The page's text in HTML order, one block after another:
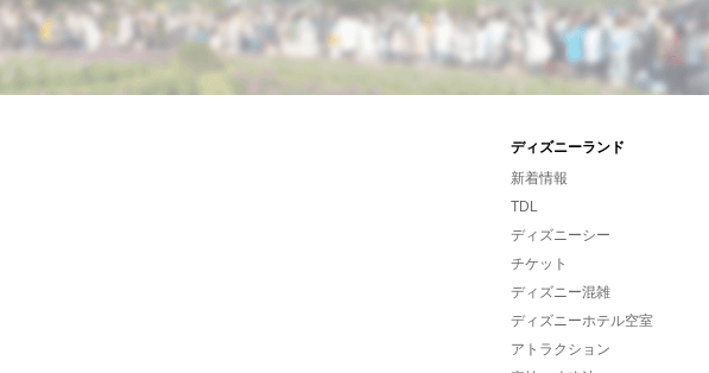
ディズニーランド
新着情報
TDL
ディズニーシー
チケット
ディズニー混雑
ディズニーホテル空室
アトラクション